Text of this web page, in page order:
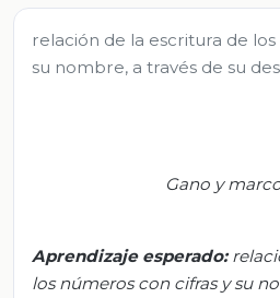
relación de la escritura de
su nombre, a través de su
Gano y
Aprendizaje esperado: r
los números con cifras y su